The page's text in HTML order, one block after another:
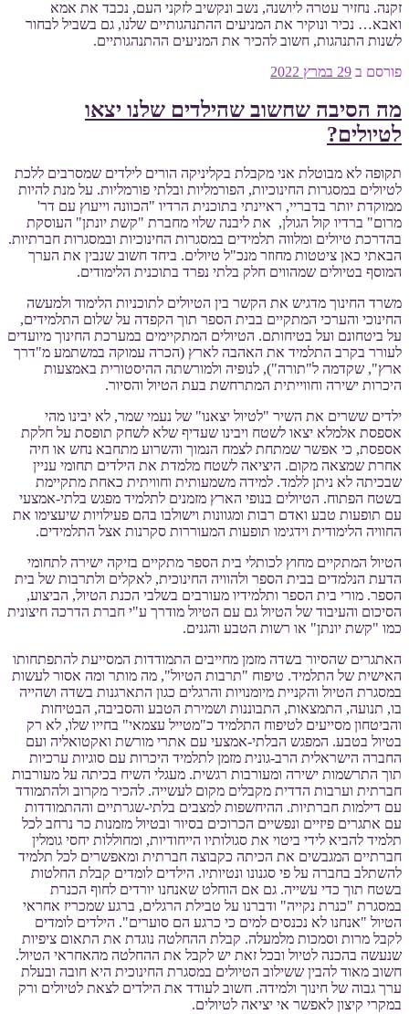
זקנה. נחזיר עטרה ליושנה, נשב ונקשיב לזקני העם, נכבד את אמא
ואבא… נכיר ונוקיר את המניעים ההתנהגותיים שלנו, גם בשביל לבחור
לשנות התנהגות, חשוב להכיר את המניעים ההתנהגותיים.
פורסם ב 29 במרץ 2022
מה הסיבה שחשוב שהילדים שלנו יצאו
לטיולים?
תקופה לא מבוטלת אני מקבלת בקליניקה הורים לילדים שמסרבים ללכת
לטיולים במסגרות החינוכיות, הפורמליות ובלתי פורמליות. על מנת להיות
ממוקדת יותר בדבריי, ראיינתי בתוכנית הרדיו "הכוונה וייעוץ עם דר'
מרום" ברדיו קול הגולן, את ליבנה שלוי מחברת "קשת יונתן" העוסקת
בהדרכת טיולים ומלווה תלמידים במסגרות החינוכיות ובמסגרות חברתיות.
הבאתי כאן ציטטות מחוזר מנכ"ל טיולים. ביחד חשוב שנבין את הערך
המוסף בטיולים שמהווים חלק בלתי נפרד בתוכנית הלימודים.
משרד החינוך מדגיש את הקשר בין הטיולים לתוכניות הלימוד ולמעשה
החינוכי והערכי המתקיים בבית הספר תוך הקפדה על שלום התלמידים,
על ביטחונם ועל בטיחותם. הטיולים המתקיימים במערכת החינוך מיועדים
לעורר בקרב התלמיד את האהבה לארץ (הכרה עמוקה במשתמע מ"דרך
ארץ", שקדמה ל"תורה"), לנופיה ולמורשתה ההיסטורית באמצעות
היכרות ישירה וחווייתית המתרחשת בעת הטיול והסיור.
ילדים ששרים את השיר "לטיול יצאנו" של נעמי שמר, לא יבינו מהי
אספסת אלמלא יצאו לשטח ויבינו שעדיף שלא לשחק תופסת על חלקת
אספסת, כי אפשר שמתחת לצמח הנמוך והשרוע מתחבא נחש או חיה
אחרת שמצאה מקום. היציאה לשטח מלמדת את הילדים תחומי עניין
שבכיתה לא ניתן ללמד. למידה משמעותית וחוויתית כאחת מתקיימת
בשטח הפתוח. הטיולים בנופי הארץ מזמנים לתלמיד מפגש בלתי-אמצעי
עם תופעות טבע ואדם רבות ומגוונות וישולבו בהם פעילויות שיעצימו את
החוויה הלימודית וידגימו תופעות המעוררות סקרנות אצל התלמידים.
הטיול המתקיים מחוץ לכותלי בית הספר מתקיים בזיקה ישירה לתחומי
הדעת הנלמדים בבית הספר ולהוויה החינוכית, לאקלים ולתרבות של בית
הספר. מורי בית הספר ותלמידיו מעורבים בשלבי הכנת הטיול, הביצוע,
הסיכום והעיבוד של הטיול גם עם הטיול מודרך ע"י חברת הדרכה חיצונית
כמו "קשת יונתן" או רשות הטבע והגנים.
האתגרים שהסיור בשדה מזמן מחייבים התמודדות המסייעת להתפתחותו
האישית של התלמיד. טיפוח "תרבות הטיול", מה מותר ומה אסור לעשות
במסגרת הטיול והקניית מיומנויות והרגלים כגון התארגנות בשדה ושהייה
בו, תנועה, התמצאות, התבוננות ושמירת הטבע והסביבה, הבטיחות
והביטחון מסייעים לטיפוח התלמיד כ"מטייל עצמאי" בחייו שלו, לא רק
בטיול בטבע. המפגש הבלתי-אמצעי עם אתרי מורשת ואקטואליה ועם
החברה הישראלית הרב-גונית מזמן לתלמיד היכרות עם סוגיות ערכיות
תוך התרשמות ישירה ומעורבות רגשית. מעגלי השיח בכיתה על מעורבות
חברתית וערבות הדדית מקבלים מקום לעשייה. להכיר מקרוב ולהתמודד
עם דילמות חברתיות. ההיחשפות למצבים בלתי-שגרתיים וההתמודדות
עם אתגרים פיזיים ונפשיים הכרוכים בסיור ובטיול מזמנות כר נרחב לכל
תלמיד להביא לידי ביטוי את סגולותיו הייחודיות, ומחוללות יחסי גומלין
חברתיים המגבשים את הכיתה כקבוצה חברתית ומאפשרים לכל תלמיד
להשתלב בחברה על פי סגנונו ונטיותיו. הילדים לומדים קבלת החלטות
בשטח תוך כדי עשייה. גם אם הוחלט שאנחנו יורדים לחוף הכנרת
במסגרת "כנרת נקייה" ודברנו על טבילת הרגלים, ברגע שמכריז אחראי
הטיול "אנחנו לא נכנסים למים כי כרגע הם סוערים". הילדים לומדים
לקבל מרות וסמכות מלמעלה. קבלת ההחלטה נוגדת את התאום ציפיות
שנעשה בהכנה לטיול ובכל זאת יש לקבל את ההחלטה מהאחראי הטיול.
חשוב מאוד להבין ששילוב הטיולים במסגרת החינוכית היא חובה ובעלת
ערך גבוה של חינוך ולמידה. חשוב לעודד את הילדים לצאת לטיולים ורק
במקרי קיצון לאפשר אי יציאה לטיולים.